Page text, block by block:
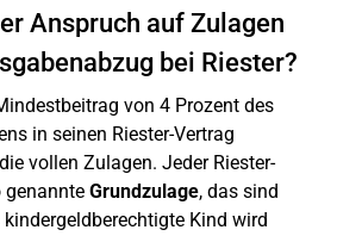
Anspruch auf Zulagen
bei Riester?
von 4 Prozent des
in seinen Riester-Vertrag
vollen Zulagen. Jeder Riester-
genannte Grundzulage, das sind
kindergeldberechtigte Kind wird